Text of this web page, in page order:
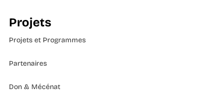
Projets
Projets et Programmes
Partenaires
Don & Mécénat